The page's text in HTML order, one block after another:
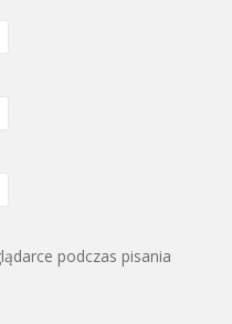
podczas pisania